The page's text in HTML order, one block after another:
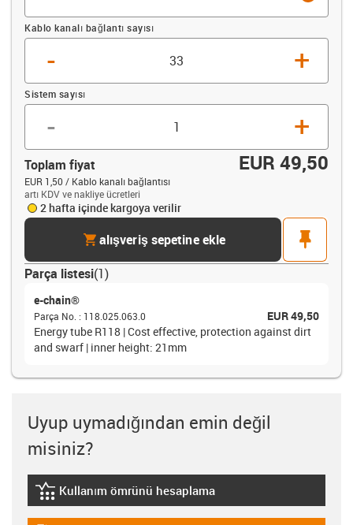
Kablo kanalı bağlantı sayısı
- +
Sistem sayısı
- +
Toplam fiyat EUR 49,50
EUR 1,50 / Kablo kanalı bağlantısı
artı KDV ve nakliye ücretleri
2 hafta içinde kargoya verilir
cartalışveriş sepetine ekle
pin
Parça listesi(1)
e-chain®
Parça No. : 118.025.063.0
EUR 49,50
Energy tube R118 | Cost effective, protection against dirt
and swarf | inner height: 21mm
Uyup uymadığından emin değil
misiniz?
igus-icon-lebensdauerrechner
Kullanım ömrünü hesaplama